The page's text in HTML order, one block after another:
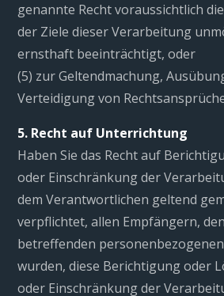
genannte Recht voraussichtlich
der Ziele dieser Verarbeitung
ernsthaft beeinträchtigt, oder
(5) zur Geltendmachung,
Verteidigung von
5. Recht auf Unterrichtung
Haben Sie das Recht auf
oder Einschränkung der
dem Verantwortlichen geltend
verpflichtet, allen Empfängern,
betreffenden
wurden, diese Berichtigung oder
oder Einschränkung der